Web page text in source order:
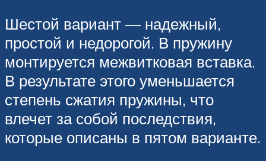
Шестой вариант — надежный,
простой и недорогой. В пружину
монтируется межвитковая вставка.
В результате этого уменьшается
степень сжатия пружины, что
влечет за собой последствия,
которые описаны в пятом варианте.